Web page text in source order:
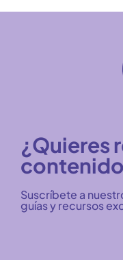
¿Quieres
Suscríbete a
guías y recursos